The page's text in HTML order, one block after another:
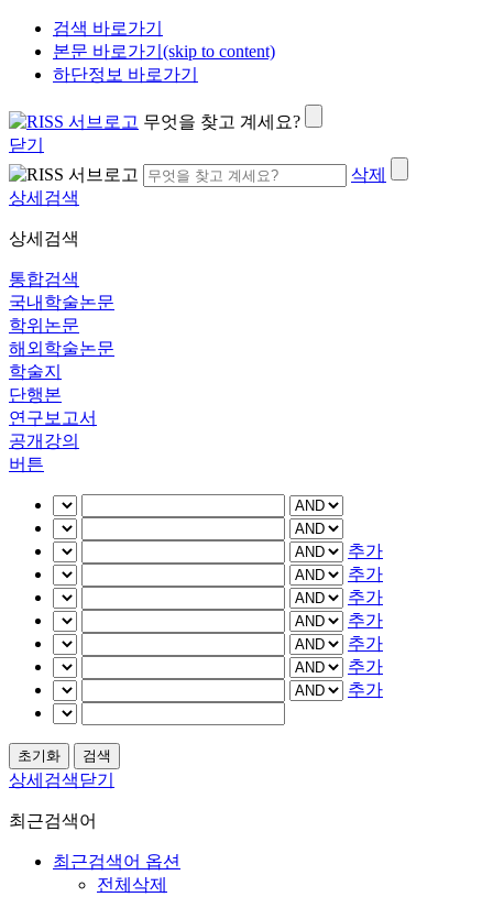
검색 바로가기
본문 바로가기(skip to content)
하단정보 바로가기
무엇을 찾고 계세요?
닫기
삭제
상세검색
상세검색
통합검색
국내학술논문
학위논문
해외학술논문
학술지
단행본
연구보고서
공개강의
버튼
추가
추가
추가
추가
추가
추가
추가
상세검색닫기
최근검색어
최근검색어 옵션
전체삭제